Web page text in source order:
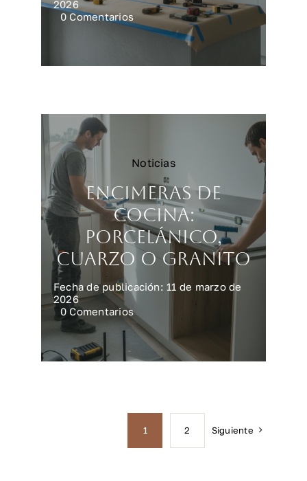
2026
0 Comentarioson
Iluminación
cómo
luz
Noticias
Encimeras de
cocina:
porcelánico,
cuarzo o granito
Fecha de publicación: 11 de marzo de
2026
0 Comentarioson
Encimeras
de
cocina:
porcelánico,
1 2 Siguiente